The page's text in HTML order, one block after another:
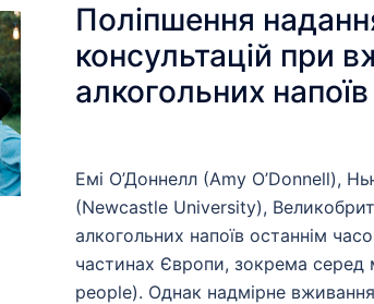
Поліпшення
консультацій при
алкогольних напоїв
думки з обох сторін
консультаційного
Емі О’Доннелл (Amy O’Donnell),
(Newcastle University),
алкогольних напоїв останнім
частинах Європи, зокрема
people). Однак надмірне